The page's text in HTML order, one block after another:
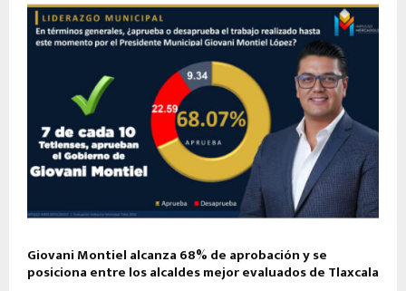
Giovani Montiel alcanza 68% de aprobación y se
posiciona entre los alcaldes mejor evaluados de Tlaxcala